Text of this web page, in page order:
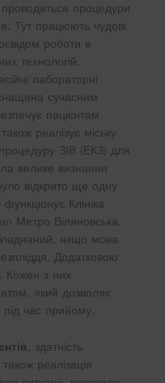
процедури
Тут працюють чудові
роботи в
технологій,
лабораторні
сучасним
пацієнтам
реалізує міську
ЗІВ (ЕКЗ) для
велике визнання
відкрито ще одну
Клініка
Метро Віляновська.
якщо мова
Додатковою
Кожен з них
який дозволяє
час прийому.
, здатність
реалізація